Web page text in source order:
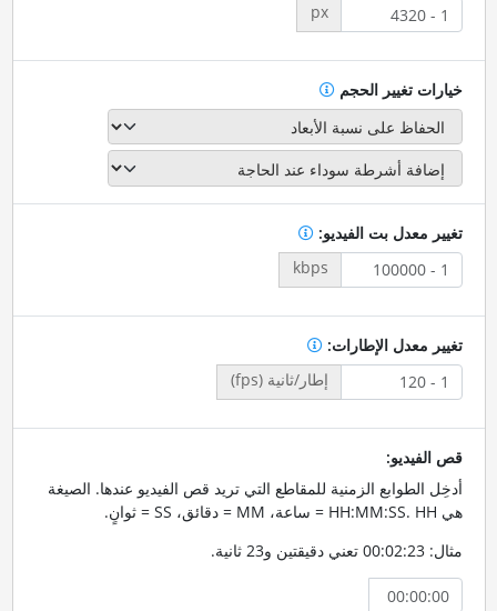
px
خيارات تغيير الحجم
تغيير معدل بت الفيديو:
kbps
تغيير معدل الإطارات:
إطار/ثانية (fps)
قص الفيديو:
أدخِل الطوابع الزمنية للمقاطع التي تريد قص الفيديو عندها. الصيغة
هي HH:MM:SS. HH = ساعة، MM = دقائق، SS = ثوانٍ.
مثال: 00:02:23 تعني دقيقتين و23 ثانية.